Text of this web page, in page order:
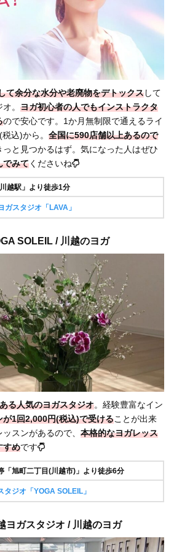
て余分な水分や老廃物をデトックスして
。 ヨガ初心者の人でもインストラクタ
ので安心です。1か月無制限で通えるライ
込)から。 全国に590店舗以上あるので
っと見つかるはず。気になった人はぜひ
でみてくださいね
越駅」より徒歩1分
ガスタジオ「LAVA」
SOLEIL / 川越のヨガ
る人気のヨガスタジオ。経験豊富なイン
が1回2,000円(税込)で受けることが出来
スンがあるので、 本格的なヨガレッス
すめです
「旭町二丁目(川越市)」より徒歩6分
タジオ「YOGA SOLEIL」
ヨガスタジオ / 川越のヨガ